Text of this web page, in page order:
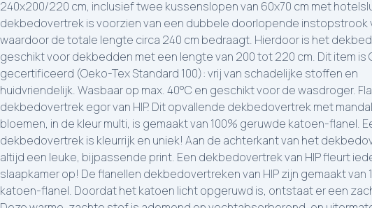
240x200/220 cm, inclusief twee kussenslopen van 60x70 cm met
dekbedovertrek is voorzien van een dubbele doorlopende instopstrook
waardoor de totale lengte circa 240 cm bedraagt. Hierdoor is het
geschikt voor dekbedden met een lengte van 200 tot 220 cm. Dit item is
gecertificeerd (Oeko-Tex Standard 100): vrij van schadelijke stoffen en
huidvriendelijk. Wasbaar op max. 40°C en geschikt voor de wasdroger.
dekbedovertrek egor van HIP. Dit opvallende dekbedovertrek met
bloemen, in de kleur multi, is gemaakt van 100% geruwde katoen-flanel.
dekbedovertrek is kleurrijk en uniek! Aan de achterkant van het
altijd een leuke, bijpassende print. Een dekbedovertrek van HIP fleurt
slaapkamer op! De flanellen dekbedovertreken van HIP zijn gemaakt van
katoen-flanel. Doordat het katoen licht opgeruwd is, ontstaat er een